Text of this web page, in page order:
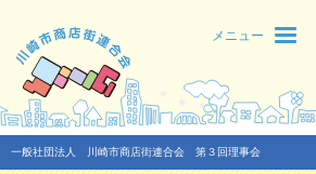
メニュー
一般社団法人 川崎市商店街連合会 第３回理事会